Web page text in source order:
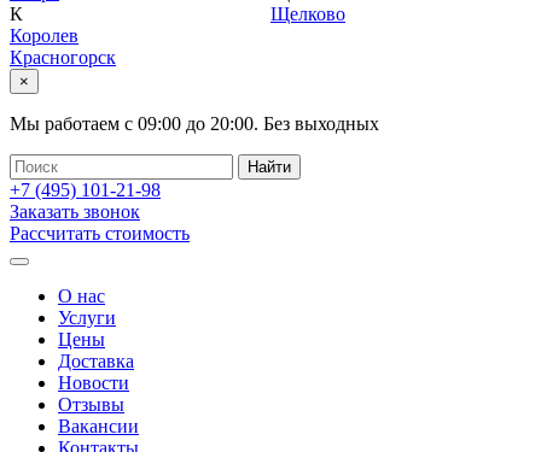
К
Королев
Красногорск
Щелково
×
Мы работаем с 09:00 до 20:00. Без выходных
+7 (495) 101-21-98
Заказать звонок
Рассчитать стоимость
О нас
Услуги
Цены
Доставка
Новости
Отзывы
Вакансии
Контакты